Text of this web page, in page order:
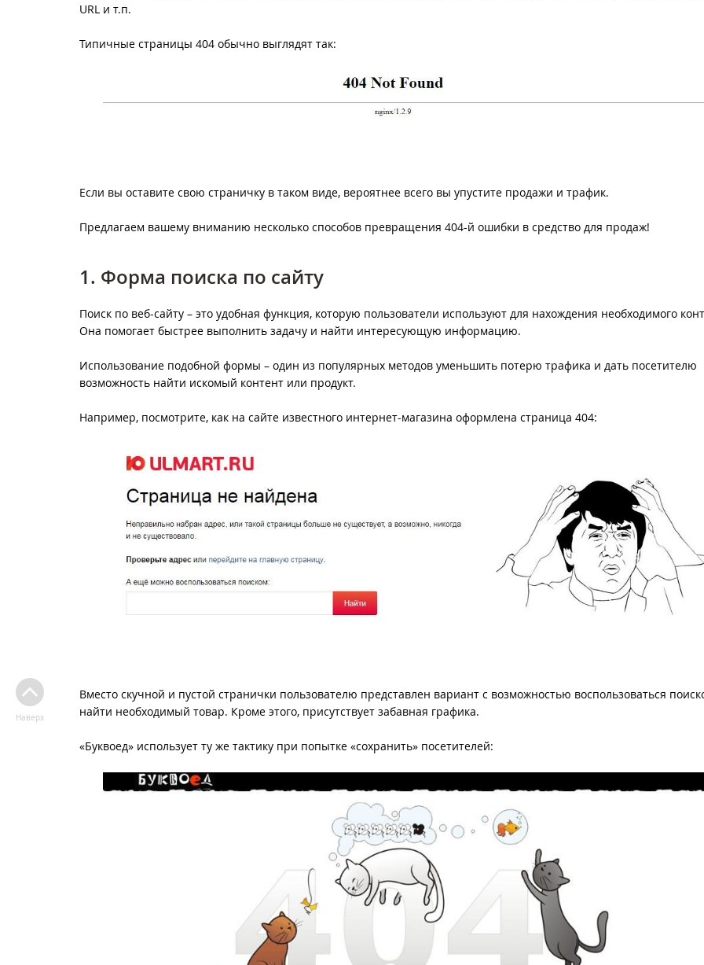
URL и т.п.
Типичные страницы 404 обычно выглядят так:
Если вы оставите свою страничку в таком виде, вероятнее всего вы упустите продажи и трафик.
Предлагаем вашему вниманию несколько способов превращения 404-й ошибки в средство для продаж!
1. Форма поиска по сайту
Поиск по веб-сайту – это удобная функция, которую пользователи используют для нахождения необходимого
Она помогает быстрее выполнить задачу и найти интересующую информацию.
Использование подобной формы – один из популярных методов уменьшить потерю трафика и дать посетителю
возможность найти искомый контент или продукт.
Например, посмотрите, как на сайте известного интернет-магазина оформлена страница 404:
Вместо скучной и пустой странички пользователю представлен вариант с возможностью воспользоваться
найти необходимый товар. Кроме этого, присутствует забавная графика.
«Буквоед» использует ту же тактику при попытке «сохранить» посетителей:
Наверх